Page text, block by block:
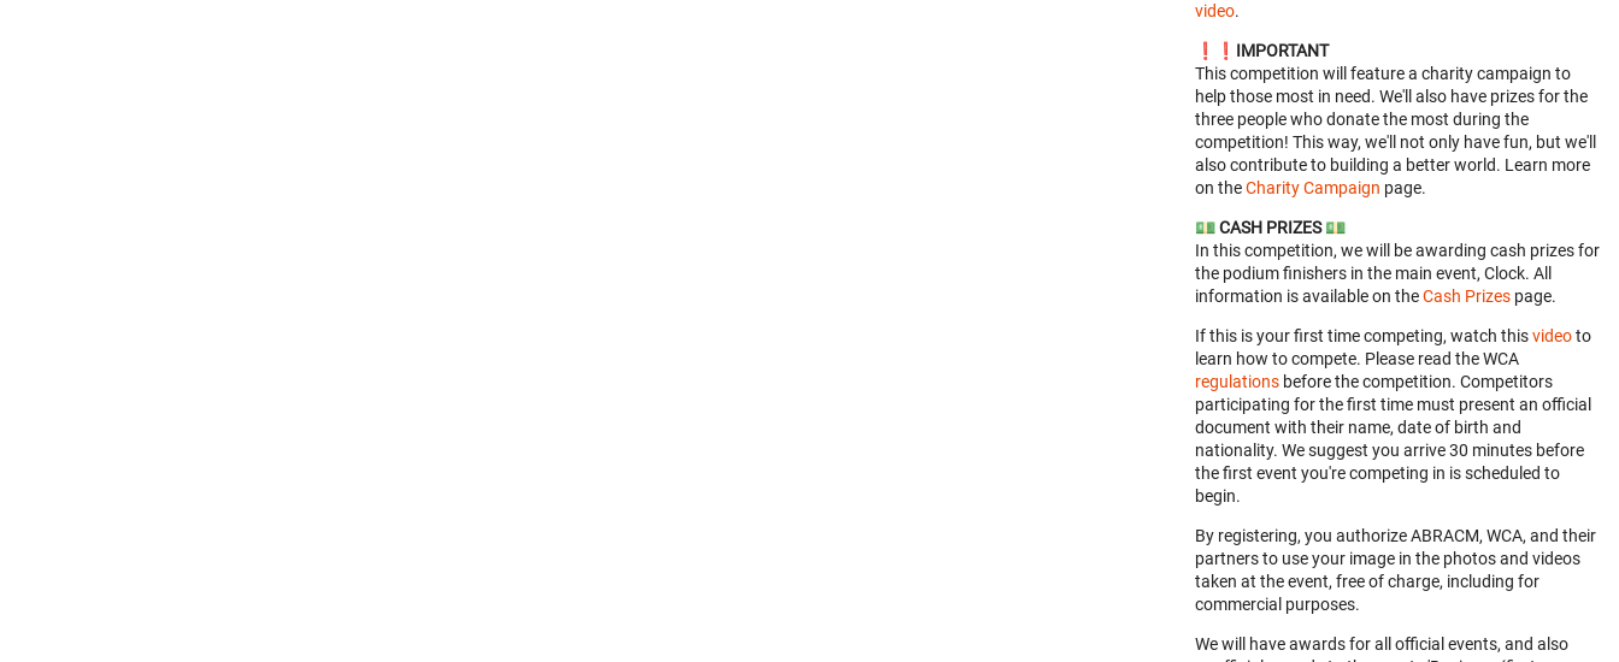
video.
❗️❗️ IMPORTANT
This competition will feature a charity campaign to
help those most in need. We'll also have prizes for the
three people who donate the most during the
competition! This way, we'll not only have fun, but we'll
also contribute to building a better world. Learn more
on theCharity Campaign page.
💵CASH PRIZES💵
In this competition, we will be awarding cash prizes for
the podium finishers in the main event, Clock. All
information is available on theCash Prizes page.
If this is your first time competing, watch thisvideoto
learn how to compete. Please read the WCA
regulations before the competition. Competitors
participating for the first time must present an official
document with their name, date of birth and
nationality. We suggest you arrive 30 minutes before
the first event you're competing in is scheduled to
begin.
By registering, you authorize ABRACM, WCA, and their
partners to use your image in the photos and videos
taken at the event, free of charge, including for
commercial purposes.
We will have awards for all official events, and also